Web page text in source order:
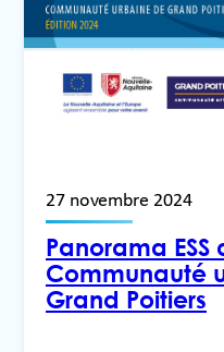
27 novembre 2024
Panorama ESS
Communauté
Grand Poitiers